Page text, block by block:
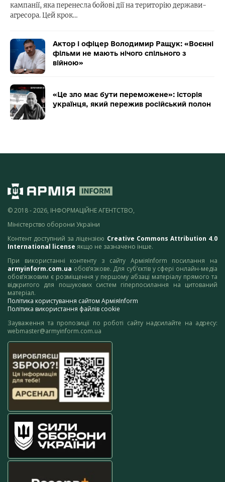
кампанії, яка перенесла бойові дії на територію держави-
агресора. Цей крок…
Актор і офіцер Володимир Ращук: «Воєнні
фільми не мають нічого спільного з
війною»
«Це зло має бути переможене»: історія
українця, який пережив російський полон
© 2018 - 2026, ІНФОРМАЦІЙНЕ АГЕНТСТВО,
Міністерство оборони України
Контент доступний за ліцензією Creative Commons Attribution 4.0
International license якщо не зазначено інше.
При використанні контенту з сайту АрміяInform посилання на
armyinform.com.ua обов’язкове. Для суб’єктів у сфері онлайн-медіа
обов’язковим є розміщення у першому абзаці матеріалу прямого та
відкритого для пошукових систем гіперпосилання на цитований
матеріал.
Політика користування сайтом АрміяInform
Політика використання файлів cookie
Зауваження та пропозиції по роботі сайту надсилайте на адресу:
webmaster@armyinform.com.ua